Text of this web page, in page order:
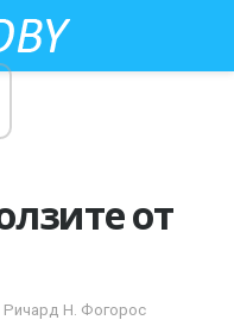
от
Ричард Н. Фогорос